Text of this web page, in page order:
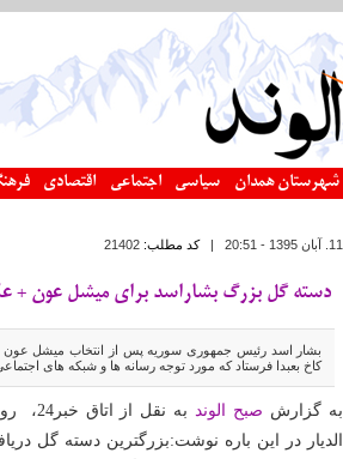
شهرستان همدان سیاسی اجتماعی اقتصادی
11. آبان 1395 - 20:51 |کد مطلب:21402
دسته گل بزرگ بشاراسد برای میشل عون +
بشار اسد رئیس جمهوری سوریه پس از انتخاب میشل عون
کاخ بعبدا فرستاد که مورد توجه رسانه ها و شبکه های
به گزارش صبح الوند
به نقل از
الدیار در این باره نوشت:بزرگترین دسته گل